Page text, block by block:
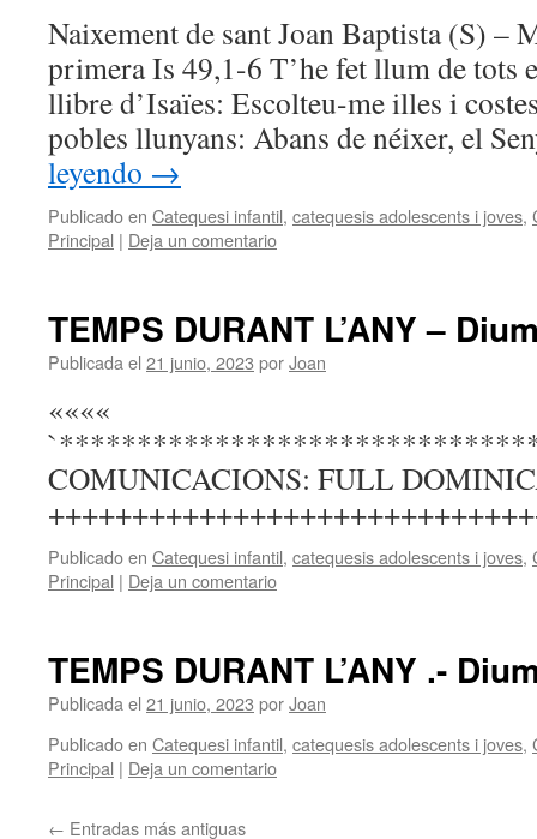
Naixement de sant Joan Baptista (S) –
primera Is 49,1-6 T’he fet llum de tots
llibre d’Isaïes: Escolteu-me illes i
pobles llunyans: Abans de néixer, el
leyendo →
Publicado en Catequesi infantil, catequesis adolescents i joves,
Principal | Deja un comentario
TEMPS DURANT L’ANY –
Publicada el 21 junio, 2023 porJoan
««««
COMUNICACIONS: FULL
Publicado en Catequesi infantil, catequesis adolescents i joves,
Principal | Deja un comentario
TEMPS DURANT L’ANY .-
Publicada el 21 junio, 2023 porJoan
Publicado en Catequesi infantil, catequesis adolescents i joves,
Principal | Deja un comentario
← Entradas más antiguas